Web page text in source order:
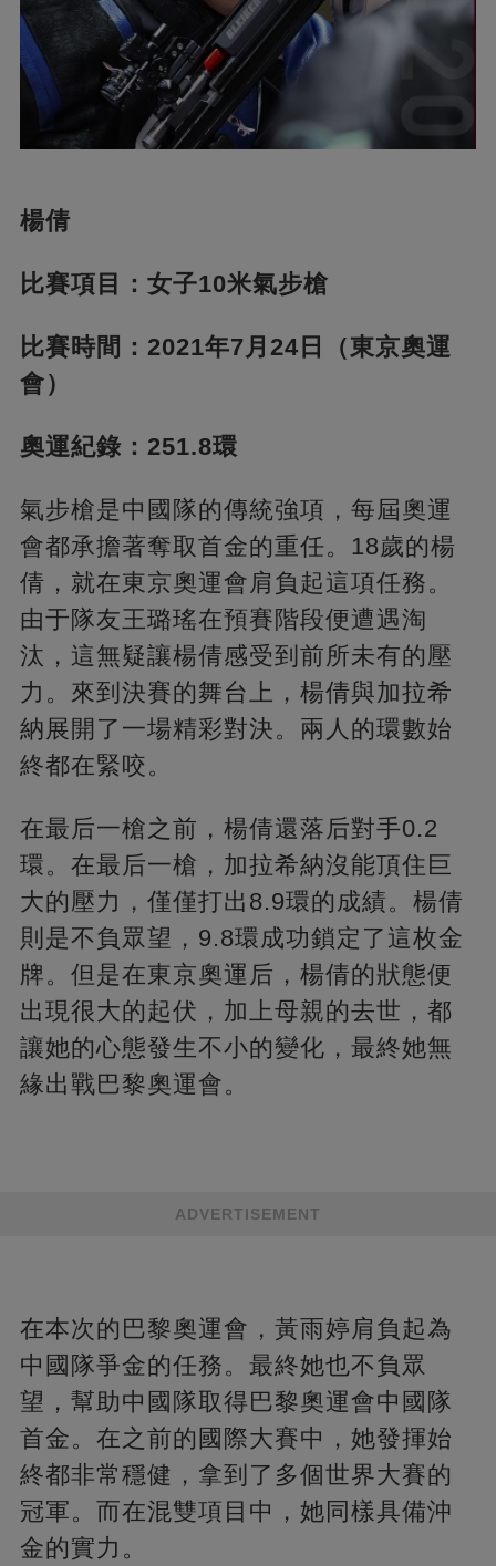
楊倩
比賽項目：女子10米氣步槍
比賽時間：2021年7月24日（東京奧運
會）
奧運紀錄：251.8環
氣步槍是中國隊的傳統強項，每屆奧運
會都承擔著奪取首金的重任。18歲的楊
倩，就在東京奧運會肩負起這項任務。
由于隊友王璐瑤在預賽階段便遭遇淘
汰，這無疑讓楊倩感受到前所未有的壓
力。來到決賽的舞台上，楊倩與加拉希
納展開了一場精彩對決。兩人的環數始
終都在緊咬。
在最后一槍之前，楊倩還落后對手0.2
環。在最后一槍，加拉希納沒能頂住巨
大的壓力，僅僅打出8.9環的成績。楊倩
則是不負眾望，9.8環成功鎖定了這枚金
牌。但是在東京奧運后，楊倩的狀態便
出現很大的起伏，加上母親的去世，都
讓她的心態發生不小的變化，最終她無
緣出戰巴黎奧運會。
ADVERTISEMENT
在本次的巴黎奧運會，黃雨婷肩負起為
中國隊爭金的任務。最終她也不負眾
望，幫助中國隊取得巴黎奧運會中國隊
首金。在之前的國際大賽中，她發揮始
終都非常穩健，拿到了多個世界大賽的
冠軍。而在混雙項目中，她同樣具備沖
金的實力。